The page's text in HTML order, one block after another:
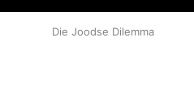
Die Joodse Dilemma